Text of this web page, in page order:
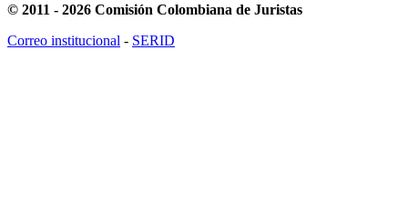
© 2011 - 2026 Comisión Colombiana de Juristas
Correo institucional - SERID